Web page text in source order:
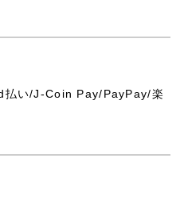
払い/J-Coin Pay/PayPay/楽